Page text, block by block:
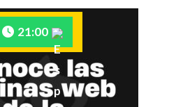
21:00